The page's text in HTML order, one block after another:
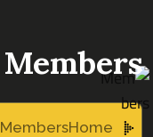
Members
Home
Members